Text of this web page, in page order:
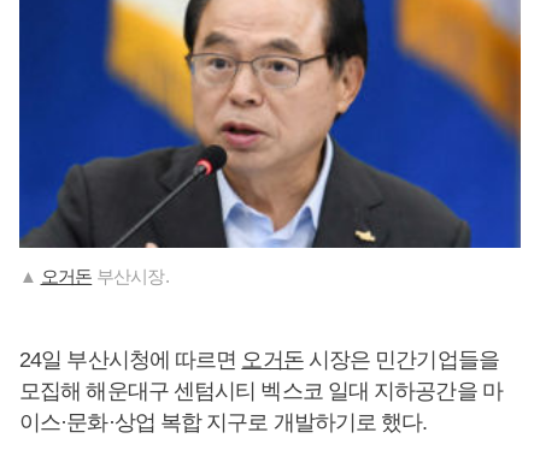
▲ 오거돈 부산시장.
24일 부산시청에 따르면 오거돈시장은 민간기업들을
모집해 해운대구 센텀시티 벡스코 일대 지하공간을 마
이스·문화·상업 복합 지구로 개발하기로 했다.